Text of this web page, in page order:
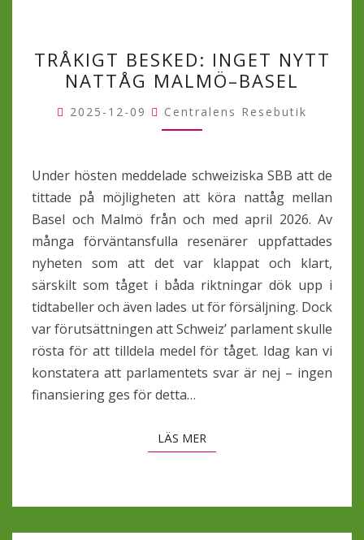
BESKED:
INGET
NYTT
NATTÅG
BASEL
TRÅKIGT BESKED: INGET NYTT
NATTÅG MALMÖ–BASEL
2025-12-09 Centralens Resebutik
Under hösten meddelade schweiziska SBB att de
tittade på möjligheten att köra nattåg mellan
Basel och Malmö från och med april 2026. Av
många förväntansfulla resenärer uppfattades
nyheten som att det var klappat och klart,
särskilt som tåget i båda riktningar dök upp i
tidtabeller och även lades ut för försäljning. Dock
var förutsättningen att Schweiz’ parlament skulle
rösta för att tilldela medel för tåget. Idag kan vi
konstatera att parlamentets svar är nej – ingen
finansiering ges för detta…
LÄS MER